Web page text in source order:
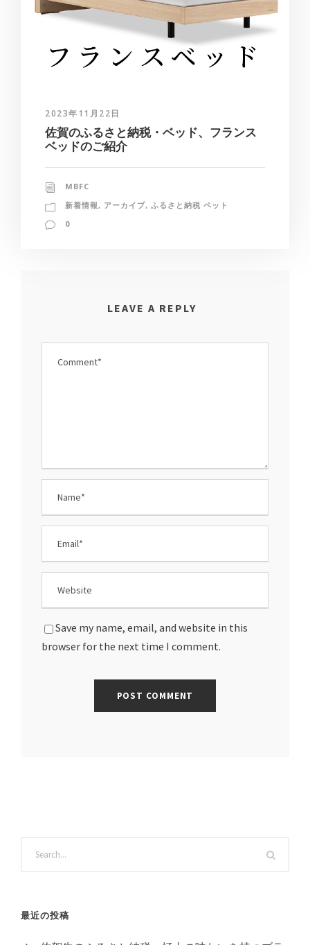
2023年11月22日
佐賀のふるさと納税・ベッド、フランス
ベッドのご紹介
MBFC
新着情報, アーカイブ, ふるさと納税 ペット
0
LEAVE A REPLY
Save my name, email, and website in this
browser for the next time I comment.
最近の投稿